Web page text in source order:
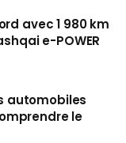
avec 1 980 km
e-POWER
automobiles
le